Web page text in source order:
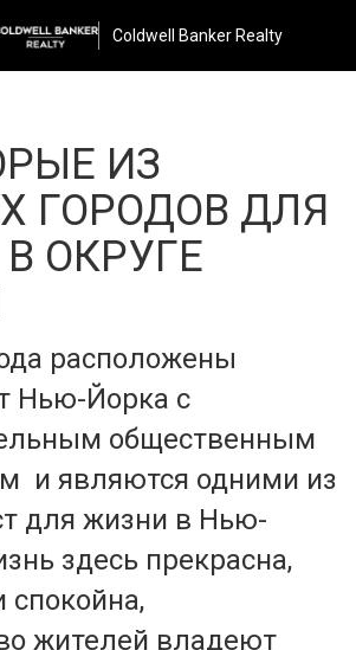
Coldwell Banker Realty
ИЗ
ГОРОДОВ ДЛЯ
ОКРУГЕ
расположены
Нью-Йорка с
общественным
и являются одними из
для жизни в Нью-
здесь прекрасна,
спокойна,
жителей владеют